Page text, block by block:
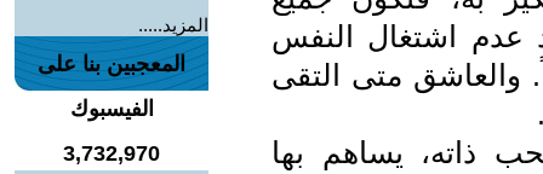
عدم اشتغال النفس
والعاشق متى التقى
ذاته، يساهم بها
المزيد.....
المعجبين بنا على
الفيسبوك
3,732,970